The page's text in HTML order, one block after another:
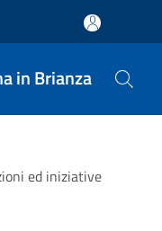
in Brianza
ed iniziative